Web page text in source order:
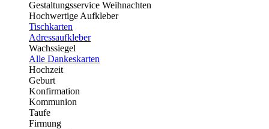
Gestaltungsservice Weihnachten
Hochwertige Aufkleber
Tischkarten
Adressaufkleber
Wachssiegel
Alle Dankeskarten
Hochzeit
Geburt
Konfirmation
Kommunion
Taufe
Firmung